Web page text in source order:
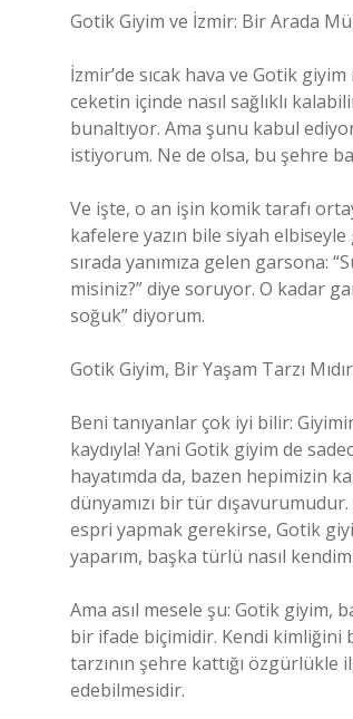
Gotik Giyim ve İzmir: Bir Arada
İzmir’de sıcak hava ve Gotik
ceketin içinde nasıl sağlıklı
bunaltıyor. Ama şunu kabul
istiyorum. Ne de olsa, bu şehre
Ve işte, o an işin komik tarafı
kafelere yazın bile siyah
sırada yanımıza gelen garsona:
misiniz?” diye soruyor. O kadar
soğuk” diyorum.
Gotik Giyim, Bir Yaşam Tarzı
Beni tanıyanlar çok iyi bilir:
kaydıyla! Yani Gotik giyim de
hayatımda da, bazen hepimizin
dünyamızı bir tür
espri yapmak gerekirse, Gotik
yaparım, başka türlü nasıl
Ama asıl mesele şu: Gotik giyim,
bir ifade biçimidir. Kendi kimliğini
tarzının şehre kattığı özgürlükle
edebilmesidir.